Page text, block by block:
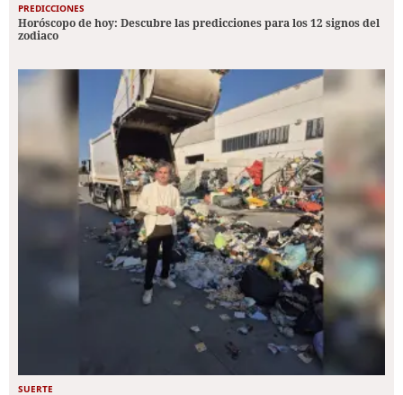
PREDICCIONES
Horóscopo de hoy: Descubre las predicciones para los 12 signos del
zodiaco
SUERTE